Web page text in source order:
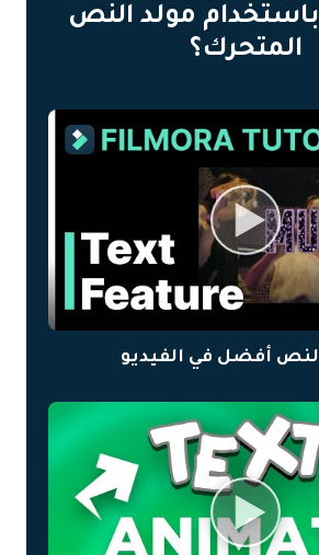
مولد النص
المتحرك؟
أفضل في الفيديو